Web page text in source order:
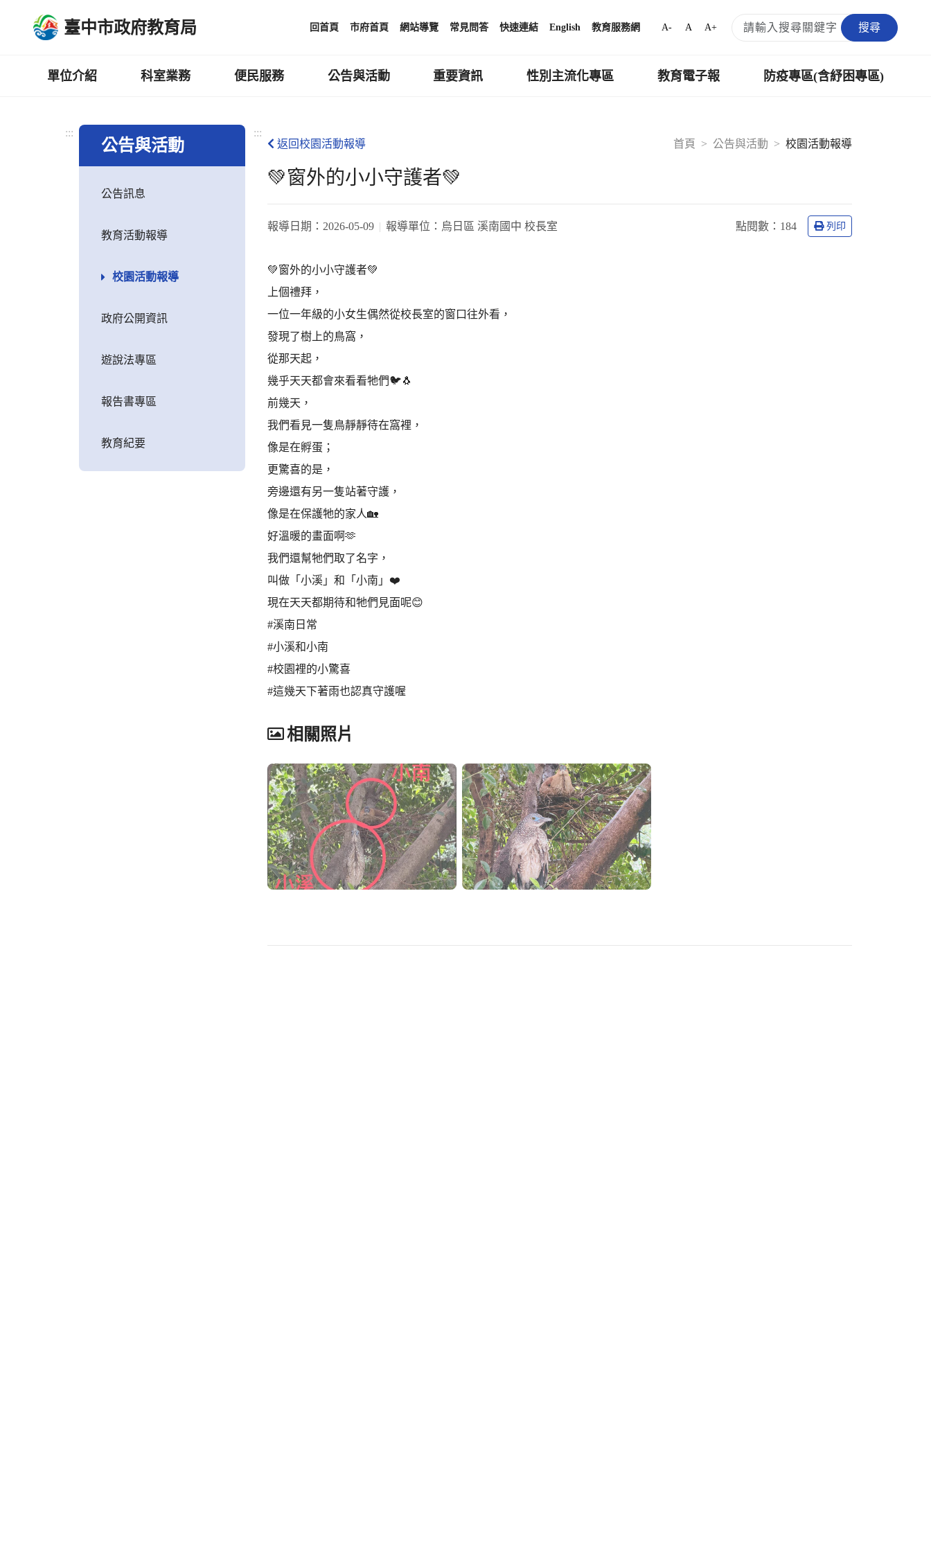
臺中市政府教育局 回首頁 市府首頁 網站導覽 常見問答 快速連結 English 教育服務網 A- A A+ 搜尋
單位介紹 科室業務 便民服務 公告與活動 重要資訊 性別主流化專區 教育電子報 防疫專區(含紓困專區)
:::
公告與活動
公告訊息
教育活動報導
校園活動報導
政府公開資訊
遊說法專區
報告書專區
教育紀要
:::
首頁
公告與活動 校園活動報導
返回校園活動報導
💚窗外的小小守護者💚
報導日期： 2026-05-09 報導單位： 烏日區 溪南國中 校長室 點閱數： 184 列印
💚窗外的小小守護者💚
上個禮拜，
一位一年級的小女生偶然從校長室的窗口往外看，
發現了樹上的鳥窩，
從那天起，
幾乎天天都會來看看牠們🐦🐧
前幾天，
我們看見一隻鳥靜靜待在窩裡，
像是在孵蛋；
更驚喜的是，
旁邊還有另一隻站著守護，
像是在保護牠的家人🏡
好溫暖的畫面啊🫶
我們還幫牠們取了名字，
叫做「小溪」和「小南」❤️
現在天天都期待和牠們見面呢😊
#溪南日常
#小溪和小南
#校園裡的小驚喜
#這幾天下著雨也認真守護喔
相關照片